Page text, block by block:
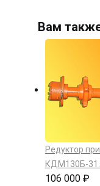
Вам
Редуктор
КДМ130Б-
106 000 ₽